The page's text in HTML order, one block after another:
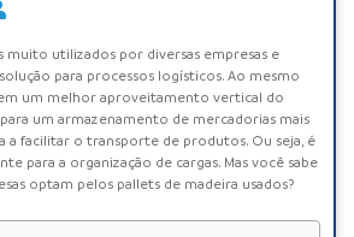
muito utilizados por diversas empresas e
para processos logísticos. Ao mesmo
um melhor aproveitamento vertical do
um armazenamento de mercadorias mais
a facilitar o transporte de produtos. Ou seja, é
para a organização de cargas. Mas você sabe
optam pelos pallets de madeira usados?